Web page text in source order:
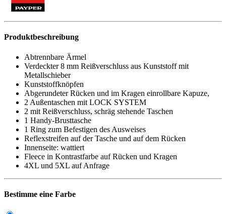
Produktbeschreibung
Abtrennbare Ärmel
Verdeckter 8 mm Reißverschluss aus Kunststoff mit
Metallschieber
Kunststoffknöpfen
Abgerundeter Rücken und im Kragen einrollbare Kapuze,
2 Außentaschen mit LOCK SYSTEM
2 mit Reißverschluss, schräg stehende Taschen
1 Handy-Brusttasche
1 Ring zum Befestigen des Ausweises
Reflexstreifen auf der Tasche und auf dem Rücken
Innenseite: wattiert
Fleece in Kontrastfarbe auf Rücken und Kragen
4XL und 5XL auf Anfrage
Bestimme eine Farbe